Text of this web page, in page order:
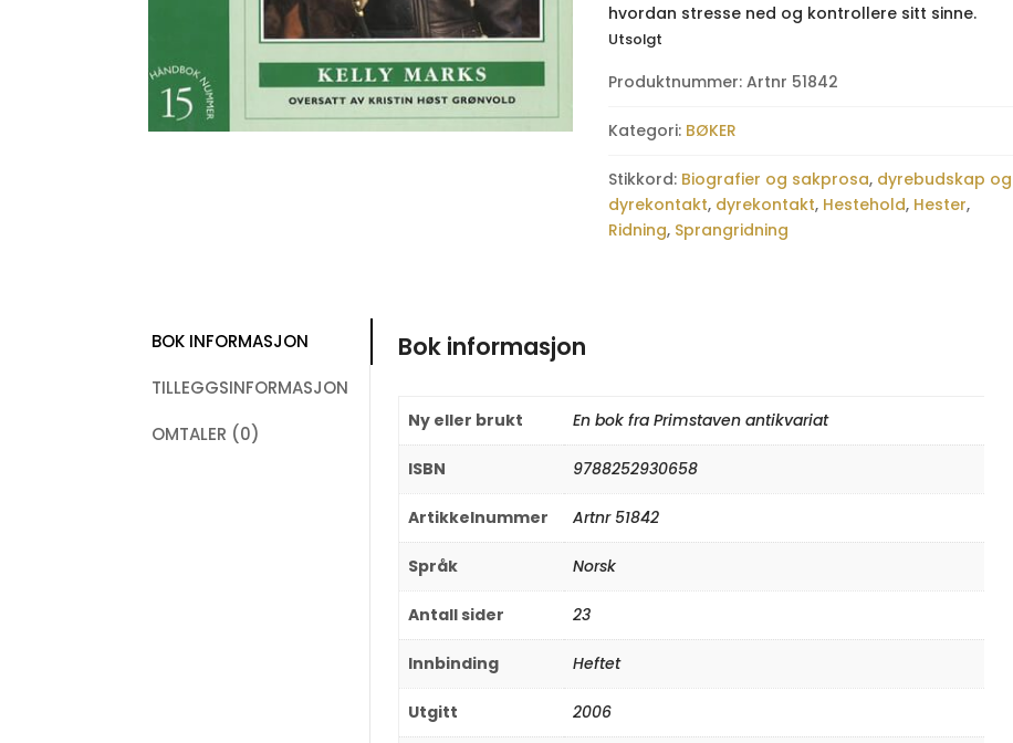
hvordan stresse ned og kontrollere sitt sinne.
Utsolgt
Produktnummer: Artnr 51842
Kategori: BØKER
Stikkord: Biografier og sakprosa, dyrebudskap og
dyrekontakt, dyrekontakt, Hestehold, Hester,
Ridning, Sprangridning
BOK INFORMASJON
TILLEGGSINFORMASJON
OMTALER (0)
Bok informasjon
Ny eller brukt En bok fra Primstaven antikvariat
ISBN 9788252930658
Artikkelnummer Artnr 51842
Språk Norsk
Antall sider 23
Innbinding Heftet
Utgitt 2006